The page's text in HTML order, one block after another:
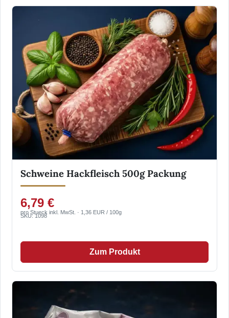
Schweine Hackfleisch 500g Packung
6,79 €
pro Stueck inkl. MwSt. · 1,36 EUR / 100g
SKU: 1098
Zum Produkt